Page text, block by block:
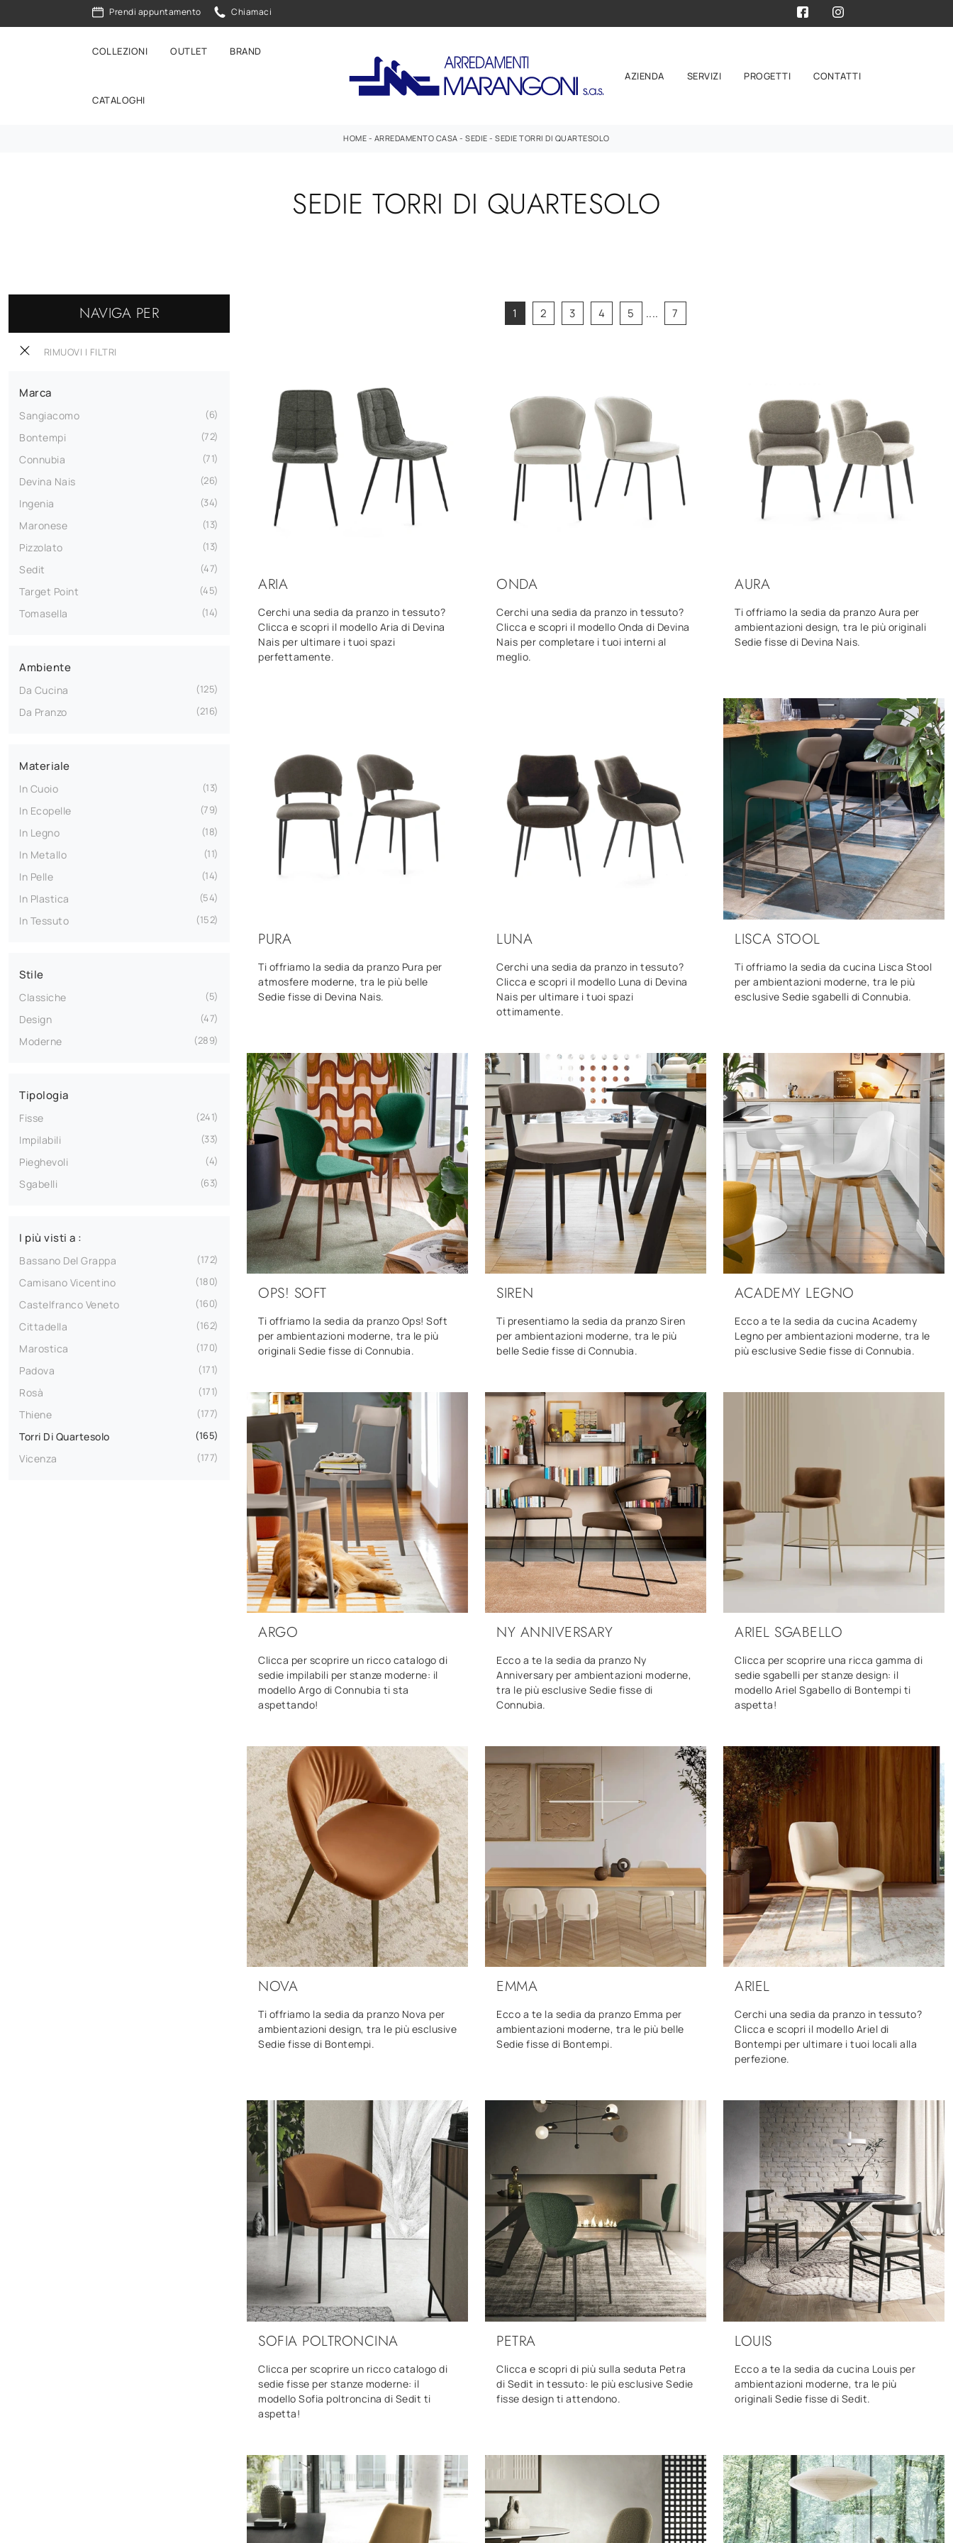
Prendi appuntamento Chiamaci
COLLEZIONI OUTLET BRAND
CATALOGHI
AZIENDA SERVIZI PROGETTI CONTATTI
HOME - ARREDAMENTO CASA -SEDIE -SEDIE TORRI DI QUARTESOLO
SEDIE TORRI DI QUARTESOLO
NAVIGA PER
RIMUOVI I FILTRI
Marca
Sangiacomo 6
Bontempi 72
Connubia 71
Devina Nais 26
Ingenia 34
Maronese 13
Pizzolato 13
Sedit 47
Target Point 45
Tomasella 14
Ambiente
Da Cucina 125
Da Pranzo 216
Materiale
In Cuoio 13
In Ecopelle 79
In Legno 18
In Metallo 11
In Pelle 14
In Plastica 54
In Tessuto 152
Stile
Classiche 5
Design 47
Moderne 289
Tipologia
Fisse 241
Impilabili 33
Pieghevoli 4
Sgabelli 63
I più visti a :
Bassano Del Grappa 172
Camisano Vicentino 180
Castelfranco Veneto 160
Cittadella 162
Marostica 170
Padova 171
Rosà 171
Thiene 177
Torri Di Quartesolo 165
Vicenza 177
1 2 3 4 5 .... 7
ARIA
Cerchi una sedia da pranzo in tessuto?
Clicca e scopri il modello Aria di Devina
Nais per ultimare i tuoi spazi
perfettamente.
ONDA
Cerchi una sedia da pranzo in tessuto?
Clicca e scopri il modello Onda di Devina
Nais per completare i tuoi interni al
meglio.
AURA
Ti offriamo la sedia da pranzo Aura per
ambientazioni design, tra le più originali
Sedie fisse di Devina Nais.
PURA
Ti offriamo la sedia da pranzo Pura per
atmosfere moderne, tra le più belle
Sedie fisse di Devina Nais.
LUNA
Cerchi una sedia da pranzo in tessuto?
Clicca e scopri il modello Luna di Devina
Nais per ultimare i tuoi spazi
ottimamente.
LISCA STOOL
Ti offriamo la sedia da cucina Lisca Stool
per ambientazioni moderne, tra le più
esclusive Sedie sgabelli di Connubia.
OPS! SOFT
Ti offriamo la sedia da pranzo Ops! Soft
per ambientazioni moderne, tra le più
originali Sedie fisse di Connubia.
SIREN
Ti presentiamo la sedia da pranzo Siren
per ambientazioni moderne, tra le più
belle Sedie fisse di Connubia.
ACADEMY LEGNO
Ecco a te la sedia da cucina Academy
Legno per ambientazioni moderne, tra le
più esclusive Sedie fisse di Connubia.
ARGO
Clicca per scoprire un ricco catalogo di
sedie impilabili per stanze moderne: il
modello Argo di Connubia ti sta
aspettando!
NY ANNIVERSARY
Ecco a te la sedia da pranzo Ny
Anniversary per ambientazioni moderne,
tra le più esclusive Sedie fisse di
Connubia.
ARIEL SGABELLO
Clicca per scoprire una ricca gamma di
sedie sgabelli per stanze design: il
modello Ariel Sgabello di Bontempi ti
aspetta!
NOVA
Ti offriamo la sedia da pranzo Nova per
ambientazioni design, tra le più esclusive
Sedie fisse di Bontempi.
EMMA
Ecco a te la sedia da pranzo Emma per
ambientazioni moderne, tra le più belle
Sedie fisse di Bontempi.
ARIEL
Cerchi una sedia da pranzo in tessuto?
Clicca e scopri il modello Ariel di
Bontempi per ultimare i tuoi locali alla
perfezione.
SOFIA POLTRONCINA
Clicca per scoprire un ricco catalogo di
sedie fisse per stanze moderne: il
modello Sofia poltroncina di Sedit ti
aspetta!
PETRA
Clicca e scopri di più sulla seduta Petra
di Sedit in tessuto: le più esclusive Sedie
fisse design ti attendono.
LOUIS
Ecco a te la sedia da cucina Louis per
ambientazioni moderne, tra le più
originali Sedie fisse di Sedit.